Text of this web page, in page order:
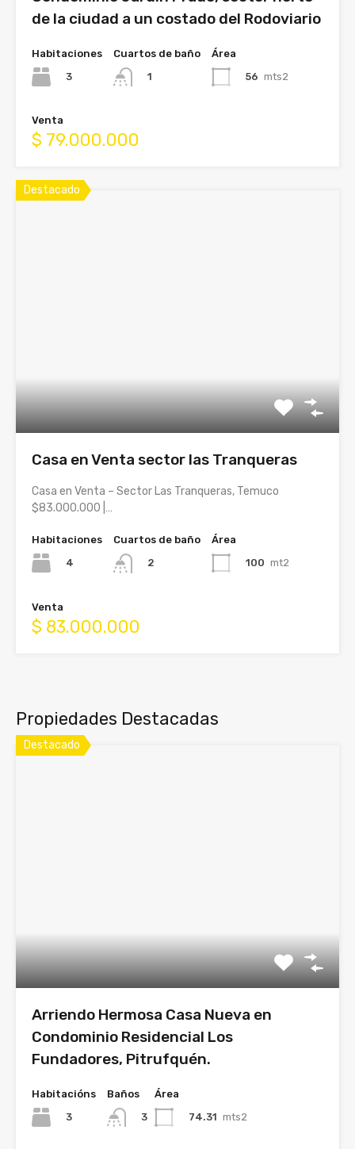
de la ciudad a un costado del Rodoviario
Habitaciones
3
Cuartos de baño
1
Área
56 mts2
Venta
$ 79.000.000
Destacado
Casa en Venta sector las Tranqueras
Casa en Venta – Sector Las Tranqueras, Temuco
$83.000.000 |…
Habitaciones
4
Cuartos de baño
2
Área
100 mt2
Venta
$ 83.000.000
Propiedades Destacadas
Destacado
Arriendo Hermosa Casa Nueva en
Condominio Residencial Los
Fundadores, Pitrufquén.
Habitacións
3
Baños
3
Área
74.31 mts2